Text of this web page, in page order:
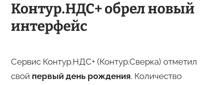
Контур.НДС+ обрел новый
интерфейс
Сервис Контур.НДС+ (Контур.Сверка) отметил
свой первый день рождения. Количество